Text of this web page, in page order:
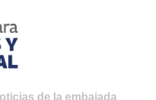
de la embajada